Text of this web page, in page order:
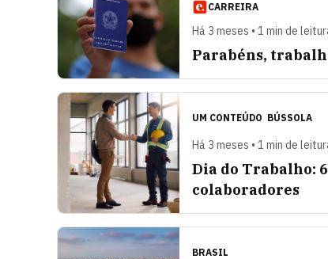
CARREIRA
Há 3 meses • 1 min de
Parabéns,
UM CONTEÚDO BÚSSOLA
Há 3 meses • 1 min de
Dia do Trabalho:
colaboradores
BRASIL